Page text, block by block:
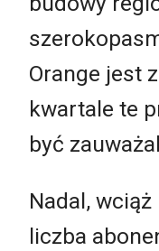
Orange jest
kwartale te
być
Nadal,
liczba